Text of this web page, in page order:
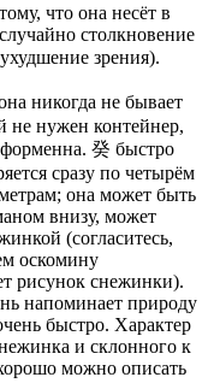
что она несёт в
столкновение
зрения).
никогда не бывает
не нужен контейнер,
癸 быстро
сразу по четырём
она может быть
внизу, может
(согласитесь,
оскомину
рисунок снежинки).
напоминает природу
быстро. Характер
и склонного к
можно описать